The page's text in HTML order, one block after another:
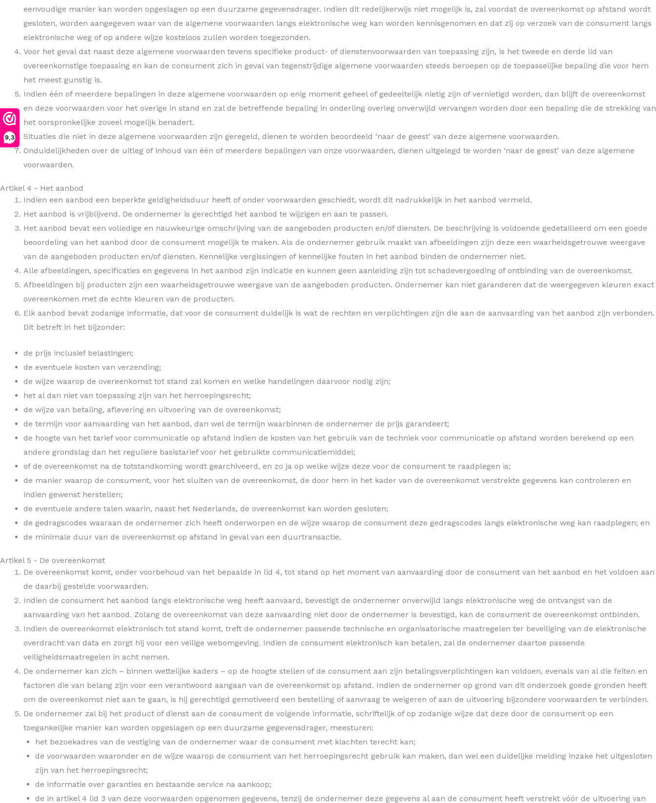
9,3
eenvoudige manier kan worden opgeslagen op een duurzame gegevensdrager. Indien dit redelijkerwijs niet mogelijk is, zal voordat de overeenkomst op afstand wordt
gesloten, worden aangegeven waar van de algemene voorwaarden langs elektronische weg kan worden kennisgenomen en dat zij op verzoek van de consument langs
elektronische weg of op andere wijze kosteloos zullen worden toegezonden.
Voor het geval dat naast deze algemene voorwaarden tevens specifieke product- of dienstenvoorwaarden van toepassing zijn, is het tweede en derde lid van
overeenkomstige toepassing en kan de consument zich in geval van tegenstrijdige algemene voorwaarden steeds beroepen op de toepasselijke bepaling die voor hem
het meest gunstig is.
Indien één of meerdere bepalingen in deze algemene voorwaarden op enig moment geheel of gedeeltelijk nietig zijn of vernietigd worden, dan blijft de overeenkomst
en deze voorwaarden voor het overige in stand en zal de betreffende bepaling in onderling overleg onverwijld vervangen worden door een bepaling die de strekking van
het oorspronkelijke zoveel mogelijk benadert.
Situaties die niet in deze algemene voorwaarden zijn geregeld, dienen te worden beoordeeld ‘naar de geest’ van deze algemene voorwaarden.
Onduidelijkheden over de uitleg of inhoud van één of meerdere bepalingen van onze voorwaarden, dienen uitgelegd te worden ‘naar de geest’ van deze algemene
voorwaarden.
Artikel 4 - Het aanbod
Indien een aanbod een beperkte geldigheidsduur heeft of onder voorwaarden geschiedt, wordt dit nadrukkelijk in het aanbod vermeld.
Het aanbod is vrijblijvend. De ondernemer is gerechtigd het aanbod te wijzigen en aan te passen.
Het aanbod bevat een volledige en nauwkeurige omschrijving van de aangeboden producten en/of diensten. De beschrijving is voldoende gedetailleerd om een goede
beoordeling van het aanbod door de consument mogelijk te maken. Als de ondernemer gebruik maakt van afbeeldingen zijn deze een waarheidsgetrouwe weergave
van de aangeboden producten en/of diensten. Kennelijke vergissingen of kennelijke fouten in het aanbod binden de ondernemer niet.
Alle afbeeldingen, specificaties en gegevens in het aanbod zijn indicatie en kunnen geen aanleiding zijn tot schadevergoeding of ontbinding van de overeenkomst.
Afbeeldingen bij producten zijn een waarheidsgetrouwe weergave van de aangeboden producten. Ondernemer kan niet garanderen dat de weergegeven kleuren exact
overeenkomen met de echte kleuren van de producten.
Elk aanbod bevat zodanige informatie, dat voor de consument duidelijk is wat de rechten en verplichtingen zijn die aan de aanvaarding van het aanbod zijn verbonden.
Dit betreft in het bijzonder:
de prijs inclusief belastingen;
de eventuele kosten van verzending;
de wijze waarop de overeenkomst tot stand zal komen en welke handelingen daarvoor nodig zijn;
het al dan niet van toepassing zijn van het herroepingsrecht;
de wijze van betaling, aflevering en uitvoering van de overeenkomst;
de termijn voor aanvaarding van het aanbod, dan wel de termijn waarbinnen de ondernemer de prijs garandeert;
de hoogte van het tarief voor communicatie op afstand indien de kosten van het gebruik van de techniek voor communicatie op afstand worden berekend op een
andere grondslag dan het reguliere basistarief voor het gebruikte communicatiemiddel;
of de overeenkomst na de totstandkoming wordt gearchiveerd, en zo ja op welke wijze deze voor de consument te raadplegen is;
de manier waarop de consument, voor het sluiten van de overeenkomst, de door hem in het kader van de overeenkomst verstrekte gegevens kan controleren en
indien gewenst herstellen;
de eventuele andere talen waarin, naast het Nederlands, de overeenkomst kan worden gesloten;
de gedragscodes waaraan de ondernemer zich heeft onderworpen en de wijze waarop de consument deze gedragscodes langs elektronische weg kan raadplegen; en
de minimale duur van de overeenkomst op afstand in geval van een duurtransactie.
Artikel 5 - De overeenkomst
De overeenkomst komt, onder voorbehoud van het bepaalde in lid 4, tot stand op het moment van aanvaarding door de consument van het aanbod en het voldoen aan
de daarbij gestelde voorwaarden.
Indien de consument het aanbod langs elektronische weg heeft aanvaard, bevestigt de ondernemer onverwijld langs elektronische weg de ontvangst van de
aanvaarding van het aanbod. Zolang de overeenkomst van deze aanvaarding niet door de ondernemer is bevestigd, kan de consument de overeenkomst ontbinden.
Indien de overeenkomst elektronisch tot stand komt, treft de ondernemer passende technische en organisatorische maatregelen ter beveiliging van de elektronische
overdracht van data en zorgt hij voor een veilige webomgeving. Indien de consument elektronisch kan betalen, zal de ondernemer daartoe passende
veiligheidsmaatregelen in acht nemen.
De ondernemer kan zich – binnen wettelijke kaders – op de hoogte stellen of de consument aan zijn betalingsverplichtingen kan voldoen, evenals van al die feiten en
factoren die van belang zijn voor een verantwoord aangaan van de overeenkomst op afstand. Indien de ondernemer op grond van dit onderzoek goede gronden heeft
om de overeenkomst niet aan te gaan, is hij gerechtigd gemotiveerd een bestelling of aanvraag te weigeren of aan de uitvoering bijzondere voorwaarden te verbinden.
De ondernemer zal bij het product of dienst aan de consument de volgende informatie, schriftelijk of op zodanige wijze dat deze door de consument op een
toegankelijke manier kan worden opgeslagen op een duurzame gegevensdrager, meesturen:
het bezoekadres van de vestiging van de ondernemer waar de consument met klachten terecht kan;
de voorwaarden waaronder en de wijze waarop de consument van het herroepingsrecht gebruik kan maken, dan wel een duidelijke melding inzake het uitgesloten
zijn van het herroepingsrecht;
de informatie over garanties en bestaande service na aankoop;
de in artikel 4 lid 3 van deze voorwaarden opgenomen gegevens, tenzij de ondernemer deze gegevens al aan de consument heeft verstrekt vóór de uitvoering van